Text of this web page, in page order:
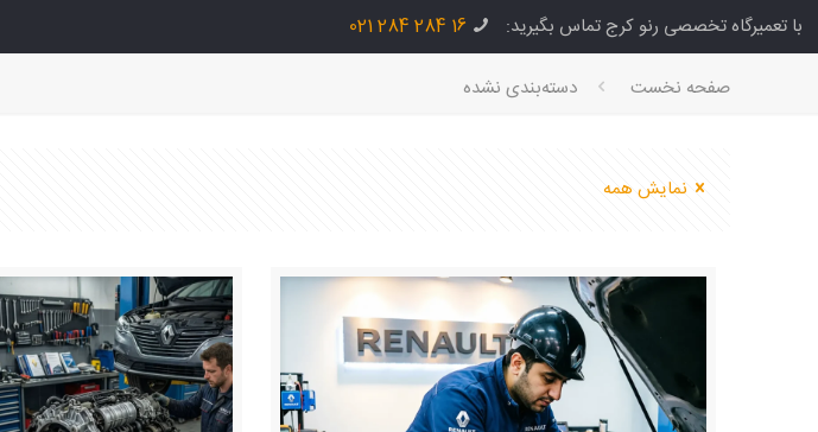
با تعمیرگاه تخصصی رنو كرج تماس بگیرید: 16 284 284 021
صفحه نخست دسته‌بندی نشده
نمایش همه